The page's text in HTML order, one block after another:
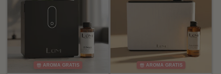
AROMA GRATIS AROMA GRATIS